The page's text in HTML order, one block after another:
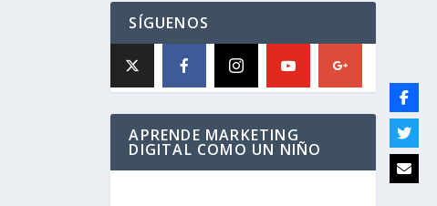
SÍGUENOS
APRENDE MARKETING
DIGITAL COMO UN NIÑO